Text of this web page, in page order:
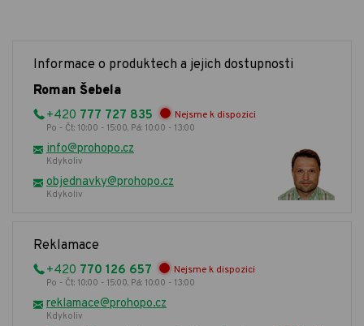
Informace o produktech a jejich dostupnosti
Roman Šebela
+420 777 727 835 Nejsme k dispozici
Po - Čt: 10:00 - 15:00, Pá: 10:00 - 13:00
info@prohopo.cz
Kdykoliv
objednavky@prohopo.cz
Kdykoliv
Reklamace
+420 770 126 657 Nejsme k dispozici
Po - Čt: 10:00 - 15:00, Pá: 10:00 - 13:00
reklamace@prohopo.cz
Kdykoliv